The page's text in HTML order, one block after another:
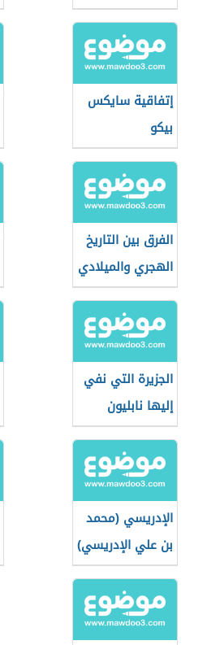
إتفاقية سايكس
بيكو
الفرق بين التاريخ
الهجري والميلادي
الجزيرة التي نفي
إليها نابليون
الإدريسي (محمد
بن علي الإدريسي)